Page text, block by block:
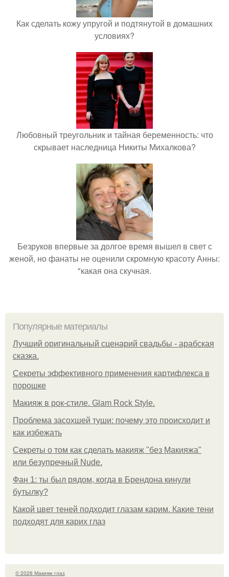
Как сделать кожу упругой и подтянутой в домашних
условиях?
Любовный треугольник и тайная беременность: что
скрывает наследница Никиты Михалкова?
Безруков впервые за долгое время вышел в свет с
женой, но фанаты не оценили скромную красоту Анны:
"какая она скучная.
Популярные материалы
Лучший оригинальный сценарий свадьбы - арабская
сказка.
Секреты эффективного применения картифлекса в
порошке
Макияж в рок-стиле. Glam Rock Style.
Проблема засохшей туши: почему это происходит и
как избежать
Секреты о том как сделать макияж "без Макияжа"
или безупречный Nude.
Фан 1: ты был рядом, когда в Брендона кинули
бутылку?
Какой цвет теней подходит глазам карим. Какие тени
подходят для карих глаз
© 2026 Макияж глаз